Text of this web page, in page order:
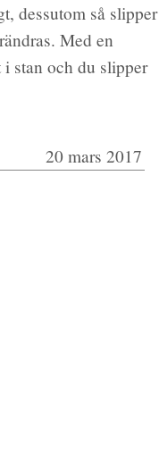
dessutom så slipper
Med en
i stan och du slipper
20 mars 2017